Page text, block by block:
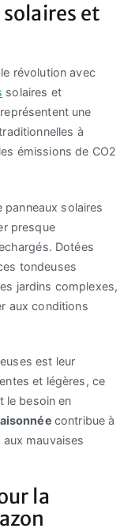
et
révolution avec
solaires et
une
à
émissions de CO2
solaires
presque
Dotées
tondeuses
jardins complexes,
aux conditions
est leur
et légères, ce
le besoin en
contribue à
mauvaises
la